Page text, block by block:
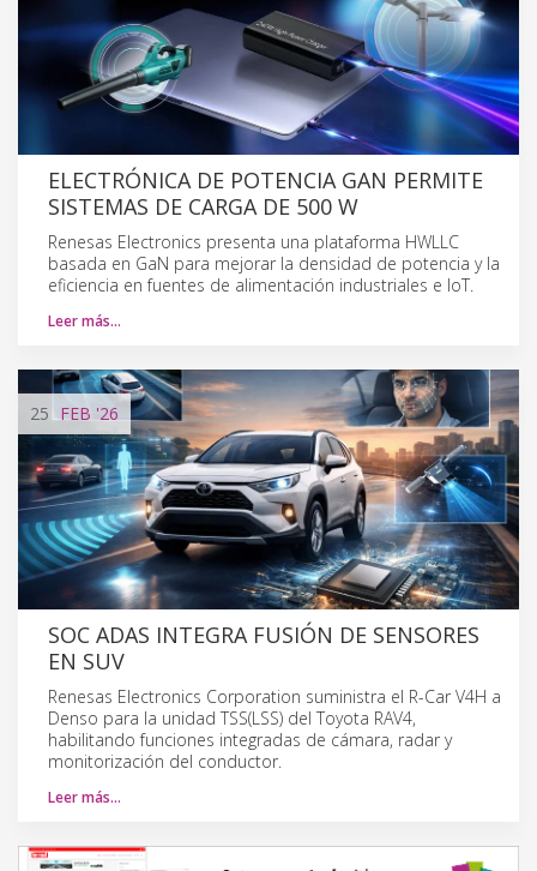
ELECTRÓNICA DE POTENCIA GAN PERMITE
SISTEMAS DE CARGA DE 500 W
Renesas Electronics presenta una plataforma HWLLC
basada en GaN para mejorar la densidad de potencia y la
eficiencia en fuentes de alimentación industriales e IoT.
Leer más…
25 FEB '26
SOC ADAS INTEGRA FUSIÓN DE SENSORES
EN SUV
Renesas Electronics Corporation suministra el R-Car V4H a
Denso para la unidad TSS(LSS) del Toyota RAV4,
habilitando funciones integradas de cámara, radar y
monitorización del conductor.
Leer más…